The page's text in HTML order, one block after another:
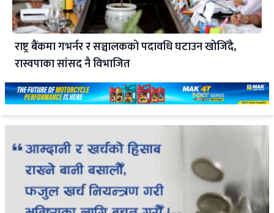
राष्ट्र बैंकमा गभर्नर र सञ्चालकको पदावधि घटाउन खोजिँदै,
रास्वपाका सांसद नै विभाजित